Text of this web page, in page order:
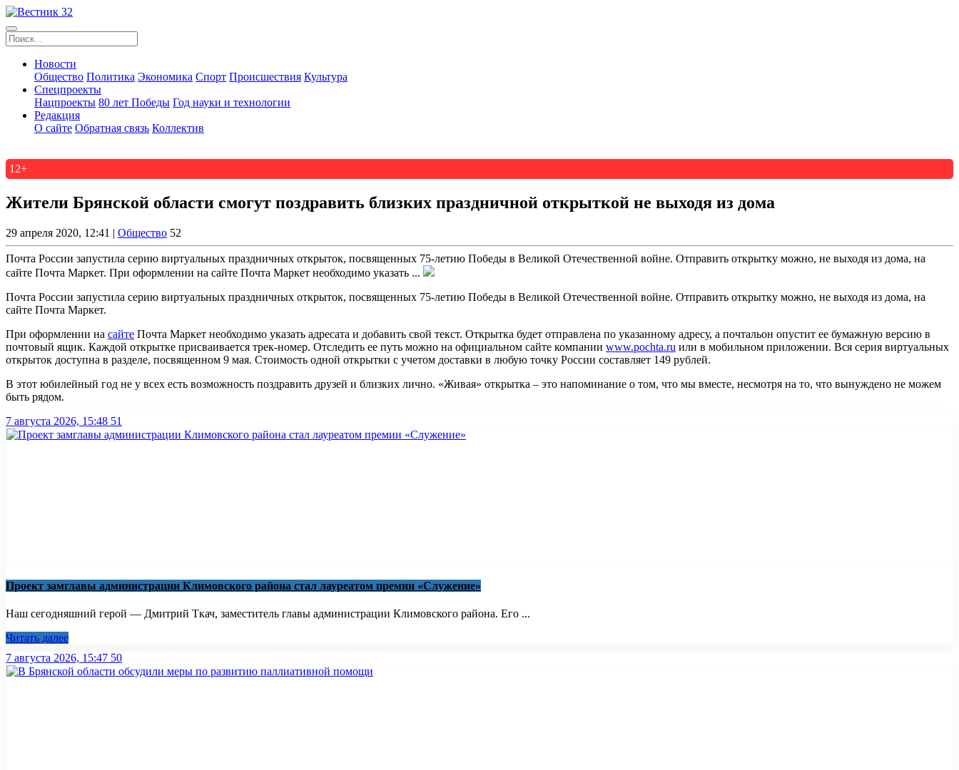
Новости
Общество Политика Экономика Спорт Происшествия Культура
Спецпроекты
Нацпроекты 80 лет Победы Год науки и технологии
Редакция
О сайте Обратная связь Коллектив
12+
Жители Брянской области смогут поздравить близких праздничной открыткой не выходя из дома
29 апреля 2020, 12:41 | Общество 52
Почта России запустила серию виртуальных праздничных открыток, посвященных 75-летию Победы в Великой Отечественной войне. Отправить открытку можно, не выходя из дома, на
сайте Почта Маркет. При оформлении на сайте Почта Маркет необходимо указать ...
Почта России запустила серию виртуальных праздничных открыток, посвященных 75-летию Победы в Великой Отечественной войне. Отправить открытку можно, не выходя из дома, на
сайте Почта Маркет.
При оформлении на сайте Почта Маркет необходимо указать адресата и добавить свой текст. Открытка будет отправлена по указанному адресу, а почтальон опустит ее бумажную версию в
почтовый ящик. Каждой открытке присваивается трек-номер. Отследить ее путь можно на официальном сайте компании www.pochta.ru или в мобильном приложении. Вся серия виртуальных
открыток доступна в разделе, посвященном 9 мая. Стоимость одной открытки с учетом доставки в любую точку России составляет 149 рублей.
В этот юбилейный год не у всех есть возможность поздравить друзей и близких лично. «Живая» открытка – это напоминание о том, что мы вместе, несмотря на то, что вынуждено не можем
быть рядом.
7 августа 2026, 15:48 51
Проект замглавы администрации Климовского района стал лауреатом премии «Служение»
Наш сегодняшний герой — Дмитрий Ткач, заместитель главы администрации Климовского района. Его ...
Читать далее
7 августа 2026, 15:47 50